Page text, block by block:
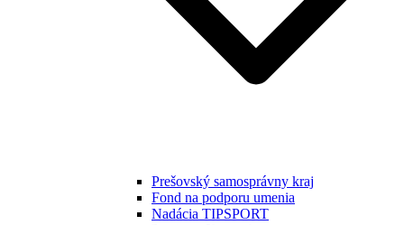
Prešovský samosprávny kraj
Fond na podporu umenia
Nadácia TIPSPORT